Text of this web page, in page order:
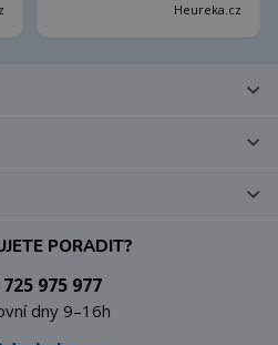
Heureka.cz
PORADIT?
975 977
dny 9–16h